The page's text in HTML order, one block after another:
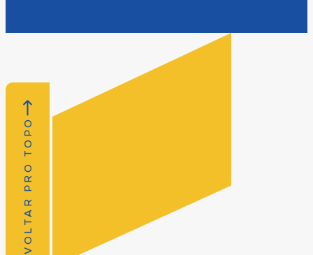
VOLTAR PRO TOPO